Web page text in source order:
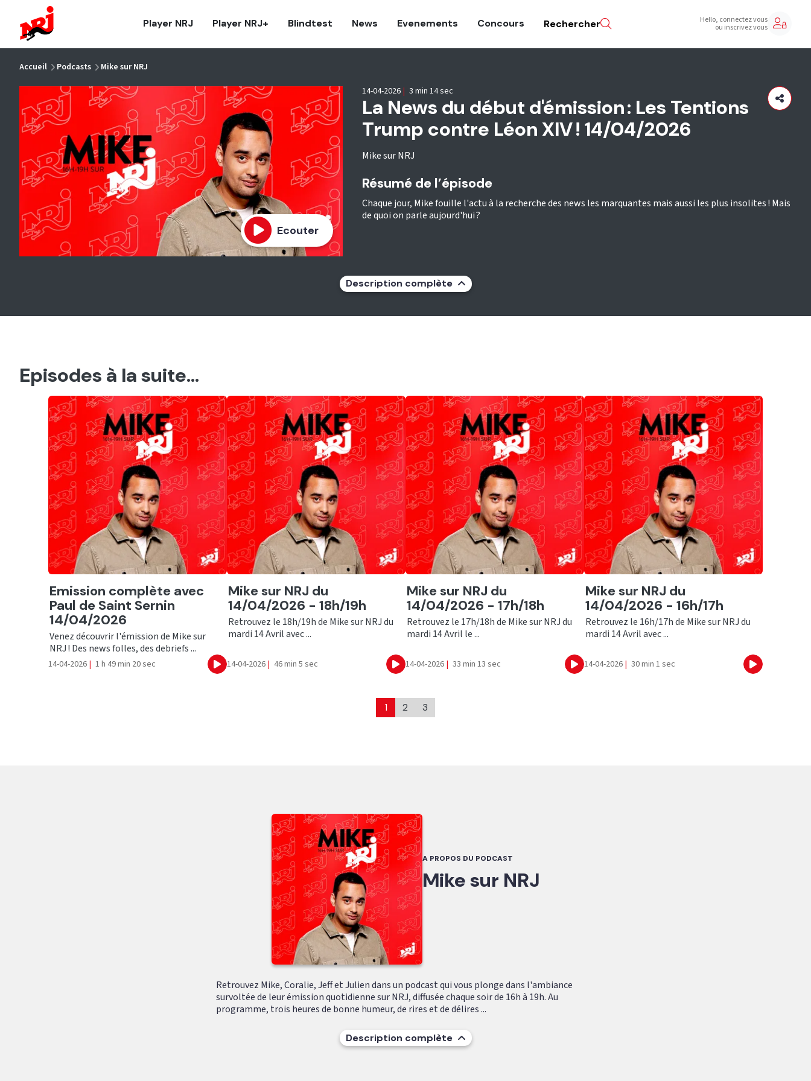
Player NRJ Player NRJ+ Blindtest News Evenements Concours Rechercher Hello, connectez vous
ou inscrivez vous
Accueil Podcasts Mike sur NRJ
Ecouter
La News du début d'émission : Les Tentions
Trump contre Léon XIV ! 14/04/2026
Mike sur NRJ
14-04-2026 | 3 min 14 sec
Résumé de l’épisode
Chaque jour, Mike fouille l'actu à la recherche des news les marquantes mais aussi les plus insolites ! Mais
de quoi on parle aujourd'hui ?
Description complète
Episodes à la suite...
Ecouter
Emission complète avec
Paul de Saint Sernin
14/04/2026
Venez découvrir l'émission de Mike sur
NRJ ! Des news folles, des debriefs ...
14-04-2026 | 1 h 49 min 20 sec Ecouter
Ecouter
Mike sur NRJ du
14/04/2026 - 18h/19h
Retrouvez le 18h/19h de Mike sur NRJ du
mardi 14 Avril avec ...
14-04-2026 | 46 min 5 sec Ecouter
Ecouter
Mike sur NRJ du
14/04/2026 - 17h/18h
Retrouvez le 17h/18h de Mike sur NRJ du
mardi 14 Avril le ...
14-04-2026 | 33 min 13 sec Ecouter
Ecouter
Mike sur NRJ du
14/04/2026 - 16h/17h
Retrouvez le 16h/17h de Mike sur NRJ du
mardi 14 Avril avec ...
14-04-2026 | 30 min 1 sec Ecouter
1 2 3
A PROPOS DU PODCAST
Mike sur NRJ
Retrouvez Mike, Coralie, Jeff et Julien dans un podcast qui vous plonge dans l'ambiance
survoltée de leur émission quotidienne sur NRJ, diffusée chaque soir de 16h à 19h. Au
programme, trois heures de bonne humeur, de rires et de délires ...
Description complète